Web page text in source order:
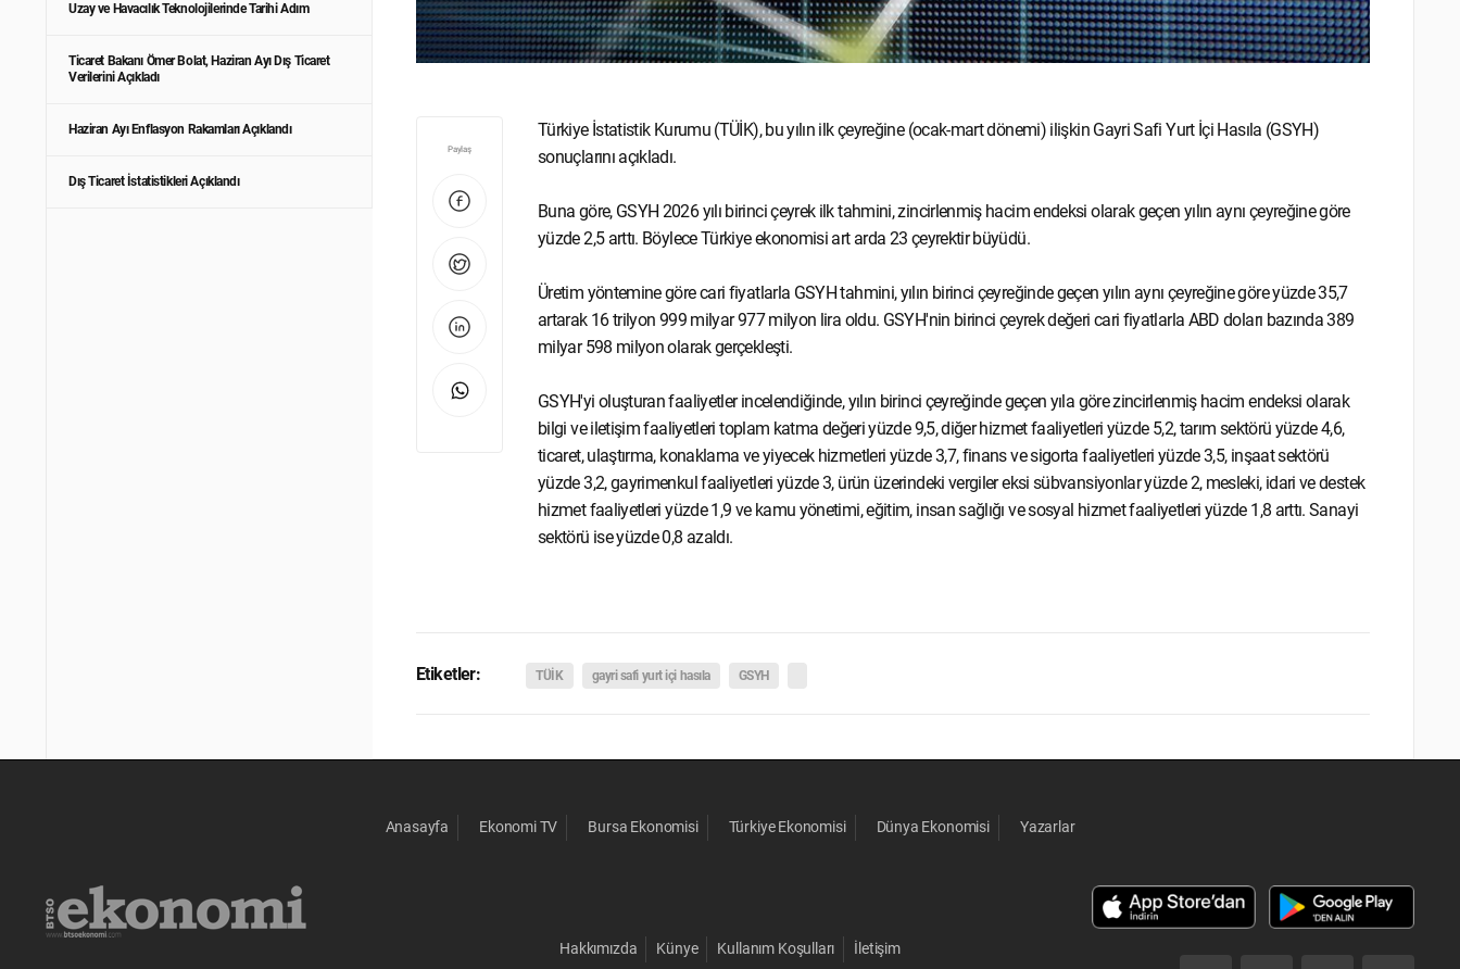
Uzay ve Havacılık Teknolojilerinde Tarihi Adım
Ticaret Bakanı Ömer Bolat, Haziran Ayı Dış Ticaret
Verilerini Açıkladı
Haziran Ayı Enflasyon Rakamları Açıklandı
Dış Ticaret İstatistikleri Açıklandı
Paylaş
Türkiye İstatistik Kurumu (TÜİK), bu yılın ilk çeyreğine (ocak-mart dönemi) ilişkin Gayri Safi Yurt İçi Hasıla (GSYH)
sonuçlarını açıkladı.
Buna göre, GSYH 2026 yılı birinci çeyrek ilk tahmini, zincirlenmiş hacim endeksi olarak geçen yılın aynı çeyreğine göre
yüzde 2,5 arttı. Böylece Türkiye ekonomisi art arda 23 çeyrektir büyüdü.
Üretim yöntemine göre cari fiyatlarla GSYH tahmini, yılın birinci çeyreğinde geçen yılın aynı çeyreğine göre yüzde 35,7
artarak 16 trilyon 999 milyar 977 milyon lira oldu. GSYH'nin birinci çeyrek değeri cari fiyatlarla ABD doları bazında 389
milyar 598 milyon olarak gerçekleşti.
GSYH'yi oluşturan faaliyetler incelendiğinde, yılın birinci çeyreğinde geçen yıla göre zincirlenmiş hacim endeksi olarak
bilgi ve iletişim faaliyetleri toplam katma değeri yüzde 9,5, diğer hizmet faaliyetleri yüzde 5,2, tarım sektörü yüzde 4,6,
ticaret, ulaştırma, konaklama ve yiyecek hizmetleri yüzde 3,7, finans ve sigorta faaliyetleri yüzde 3,5, inşaat sektörü
yüzde 3,2, gayrimenkul faaliyetleri yüzde 3, ürün üzerindeki vergiler eksi sübvansiyonlar yüzde 2, mesleki, idari ve destek
hizmet faaliyetleri yüzde 1,9 ve kamu yönetimi, eğitim, insan sağlığı ve sosyal hizmet faaliyetleri yüzde 1,8 arttı. Sanayi
sektörü ise yüzde 0,8 azaldı.
Etiketler: TÜİK gayri safi yurt içi hasıla GSYH
Anasayfa Ekonomi TV Bursa Ekonomisi Türkiye Ekonomisi Dünya Ekonomisi Yazarlar
Hakkımızda Künye Kullanım Koşulları İletişim